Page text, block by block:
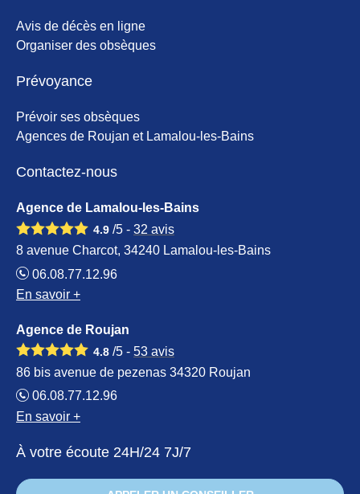
Avis de décès en ligne
Organiser des obsèques
Prévoyance
Prévoir ses obsèques
Agences de Roujan et Lamalou-les-Bains
Contactez-nous
Agence de Lamalou-les-Bains
4.9 /5 - 32 avis
8 avenue Charcot, 34240 Lamalou-les-Bains
06.08.77.12.96
En savoir +
Agence de Roujan
4.8 /5 - 53 avis
86 bis avenue de pezenas 34320 Roujan
06.08.77.12.96
En savoir +
À votre écoute 24H/24 7J/7